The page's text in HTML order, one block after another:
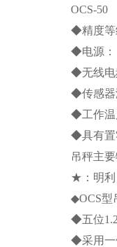
OCS-50
◆精度等
◆电源：
◆无线电
◆传感器
◆工作温
◆具有置
吊秤主
★：明利
◆OCS型
◆五位
◆采用一